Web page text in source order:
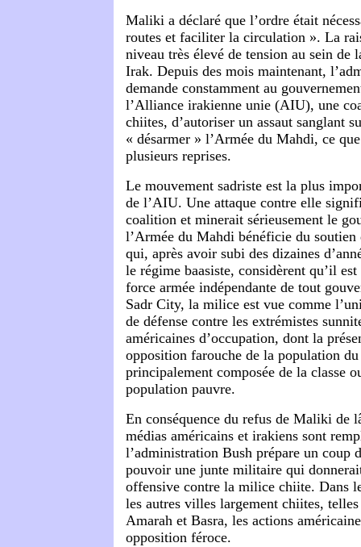
Maliki a déclaré que l’ordre était
routes et faciliter la circulation ». La
niveau très élevé de tension au sein de
Irak. Depuis des mois maintenant,
demande constamment au
l’Alliance irakienne unie (AIU), une
chiites, d’autoriser un assaut sanglant
« désarmer » l’Armée du Mahdi, ce
plusieurs reprises.
Le mouvement sadriste est la plus
de l’AIU. Une attaque contre elle
coalition et minerait sérieusement le
l’Armée du Mahdi bénéficie du soutien
qui, après avoir subi des dizaines
le régime baasiste, considèrent qu’il
force armée indépendante de tout
Sadr City, la milice est vue comme
de défense contre les extrémistes
américaines d’occupation, dont la
opposition farouche de la population
principalement composée de la classe
population pauvre.
En conséquence du refus de Maliki de
médias américains et irakiens sont
l’administration Bush prépare un coup
pouvoir une junte militaire qui
offensive contre la milice chiite. Dans
les autres villes largement chiites,
Amarah et Basra, les actions
opposition féroce.